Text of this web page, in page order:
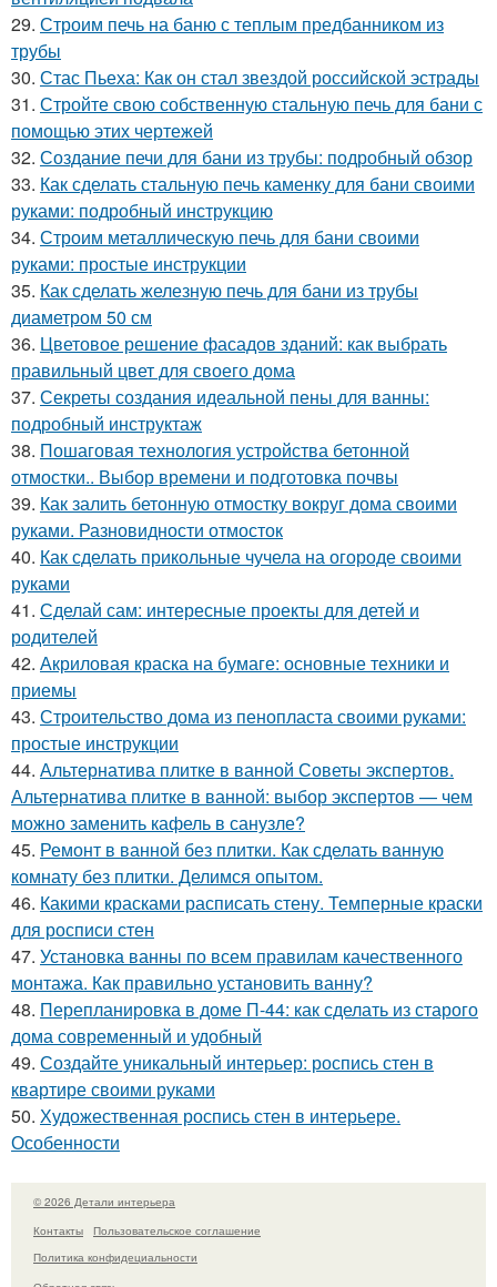
29. Строим печь на баню с теплым предбанником из
трубы
30. Стас Пьеха: Как он стал звездой российской эстрады
31. Стройте свою собственную стальную печь для бани с
помощью этих чертежей
32. Создание печи для бани из трубы: подробный обзор
33. Как сделать стальную печь каменку для бани своими
руками: подробный инструкцию
34. Строим металлическую печь для бани своими
руками: простые инструкции
35. Как сделать железную печь для бани из трубы
диаметром 50 см
36. Цветовое решение фасадов зданий: как выбрать
правильный цвет для своего дома
37. Секреты создания идеальной пены для ванны:
подробный инструктаж
38. Пошаговая технология устройства бетонной
отмостки.. Выбор времени и подготовка почвы
39. Как залить бетонную отмостку вокруг дома своими
руками. Разновидности отмосток
40. Как сделать прикольные чучела на огороде своими
руками
41. Сделай сам: интересные проекты для детей и
родителей
42. Акриловая краска на бумаге: основные техники и
приемы
43. Строительство дома из пенопласта своими руками:
простые инструкции
44. Альтернатива плитке в ванной Советы экспертов.
Альтернатива плитке в ванной: выбор экспертов — чем
можно заменить кафель в санузле?
45. Ремонт в ванной без плитки. Как сделать ванную
комнату без плитки. Делимся опытом.
46. Какими красками расписать стену. Темперные краски
для росписи стен
47. Установка ванны по всем правилам качественного
монтажа. Как правильно установить ванну?
48. Перепланировка в доме П-44: как сделать из старого
дома современный и удобный
49. Создайте уникальный интерьер: роспись стен в
квартире своими руками
50. Художественная роспись стен в интерьере.
Особенности
© 2026 Детали интерьера
Контакты
Пользовательское соглашение
Политика конфидециальности